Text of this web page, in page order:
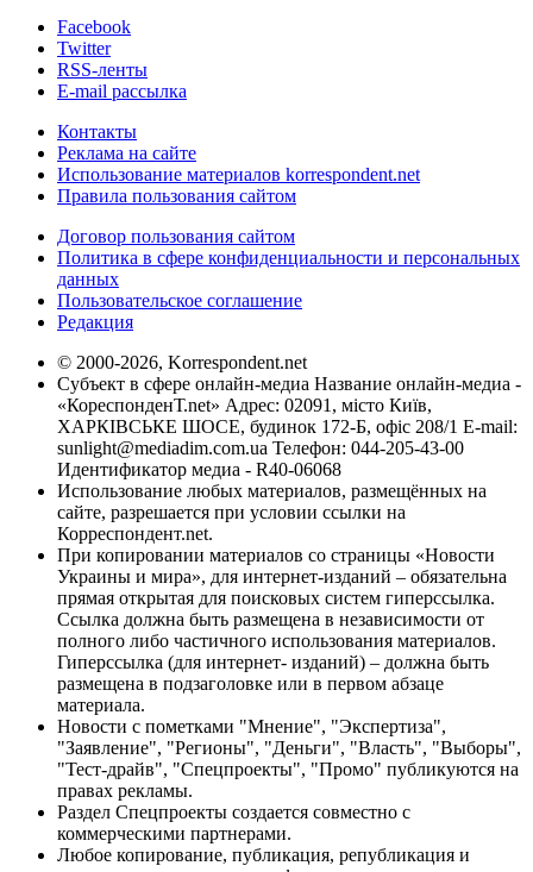
Facebook
Twitter
RSS-ленты
E-mail рассылка
Контакты
Реклама на сайте
Использование материалов korrespondent.net
Правила пользования сайтом
Договор пользования сайтом
Политика в сфере конфиденциальности и персональных
данных
Пользовательское соглашение
Редакция
© 2000-2026, Korrespondent.net
Субъект в сфере онлайн-медиа Название онлайн-медиа -
«КореспонденТ.net» Адрес: 02091, місто Київ,
ХАРКІВСЬКЕ ШОСЕ, будинок 172-Б, офіс 208/1 E-mail:
sunlight@mediadim.com.ua Телефон: 044-205-43-00
Идентификатор медиа - R40-06068
Использование любых материалов, размещённых на
сайте, разрешается при условии ссылки на
Корреспондент.net.
При копировании материалов со страницы «Новости
Украины и мира», для интернет-изданий – обязательна
прямая открытая для поисковых систем гиперссылка.
Ссылка должна быть размещена в независимости от
полного либо частичного использования материалов.
Гиперссылка (для интернет- изданий) – должна быть
размещена в подзаголовке или в первом абзаце
материала.
Новости с пометками "Мнение", "Экспертиза",
"Заявление", "Регионы", "Деньги", "Власть", "Выборы",
"Тест-драйв", "Спецпроекты", "Промо" публикуются на
правах рекламы.
Раздел Спецпроекты создается совместно с
коммерческими партнерами.
Любое копирование, публикация, републикация и